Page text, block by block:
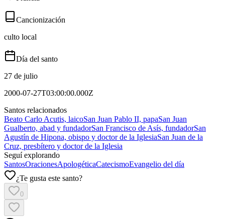
Cancionización
culto local
Día del santo
27 de julio
2000-07-27T03:00:00.000Z
Santos relacionados
Beato Carlo Acutis, laicoSan Juan Pablo II, papaSan Juan
Gualberto, abad y fundadorSan Francisco de Asís, fundadorSan
Agustín de Hipona, obispo y doctor de la IglesiaSan Juan de la
Cruz, presbítero y doctor de la Iglesia
Seguí explorando
SantosOracionesApologéticaCatecismoEvangelio del día
¿Te gusta este santo?
0